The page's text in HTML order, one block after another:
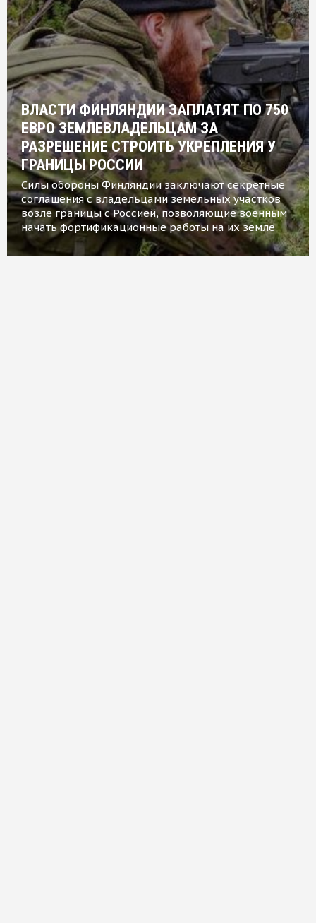
ВЛАСТИ ФИНЛЯНДИИ ЗАПЛАТЯТ ПО 750
ЕВРО ЗЕМЛЕВЛАДЕЛЬЦАМ ЗА
РАЗРЕШЕНИЕ СТРОИТЬ УКРЕПЛЕНИЯ У
ГРАНИЦЫ РОССИИ
Силы обороны Финляндии заключают секретные
соглашения с владельцами земельных участков
возле границы с Россией, позволяющие военным
начать фортификационные работы на их земле